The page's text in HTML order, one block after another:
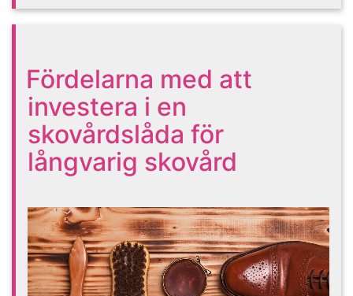
Fördelarna med att
investera i en
skovårdslåda för
långvarig skovård